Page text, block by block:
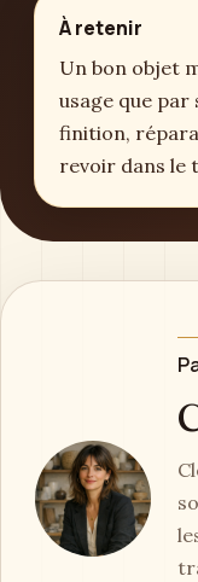
À retenir
Un bon objet
usage que par
finition,
revoir dans le